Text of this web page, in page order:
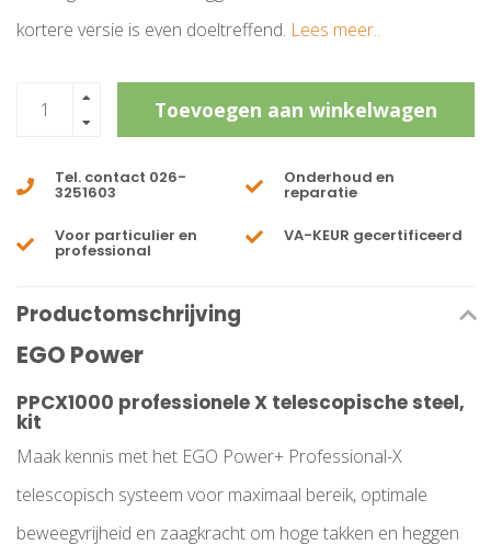
kortere versie is even doeltreffend. Lees meer..
Toevoegen aan winkelwagen
Tel. contact 026-
3251603
Onderhoud en
reparatie
Voor particulier en
professional
VA-KEUR gecertificeerd
Productomschrijving
EGO Power
PPCX1000 professionele X telescopische steel,
kit
Maak kennis met het EGO Power+ Professional-X
telescopisch systeem voor maximaal bereik, optimale
beweegvrijheid en zaagkracht om hoge takken en heggen